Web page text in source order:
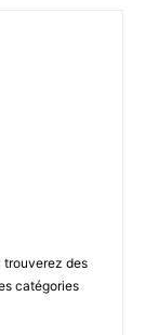
trouverez des
catégories